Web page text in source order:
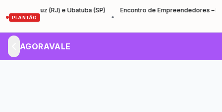
PLANTÃO
Cruz (RJ) e Ubatuba (SP)
Encontro de Empreendedores –
AGORAVALE